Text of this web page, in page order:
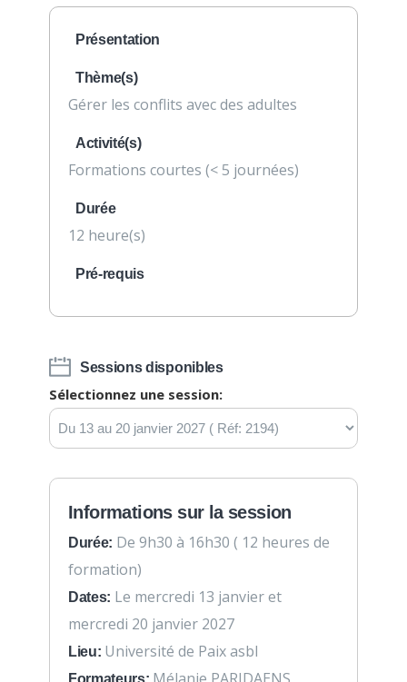
Présentation
Thème(s)
Gérer les conflits avec des adultes
Activité(s)
Formations courtes (< 5 journées)
Durée
12 heure(s)
Pré-requis
Sessions disponibles
Sélectionnez une session:
Informations sur la session
Durée: De 9h30 à 16h30 ( 12 heures de
formation)
Dates: Le mercredi 13 janvier et
mercredi 20 janvier 2027
Lieu: Université de Paix asbl
Formateurs: